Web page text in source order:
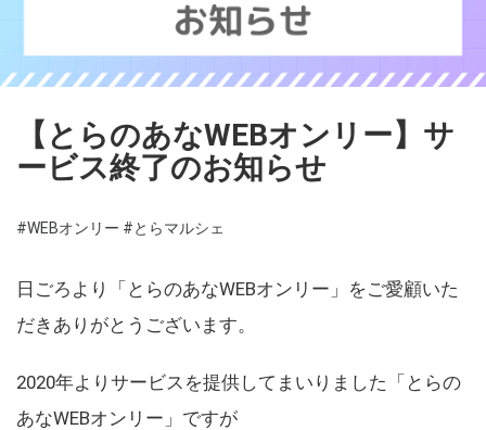
【とらのあなWEBオンリー】サ
ービス終了のお知らせ
#WEBオンリー #とらマルシェ
日ごろより「とらのあなWEBオンリー」をご愛顧いた
だきありがとうございます。
2020年よりサービスを提供してまいりました「とらの
あなWEBオンリー」ですが